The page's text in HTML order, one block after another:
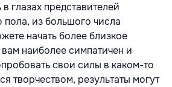
глазах представителей
из большого числа
начать более близкое
наиболее симпатичен и
свои силы в каком-то
творчеством, результаты могут